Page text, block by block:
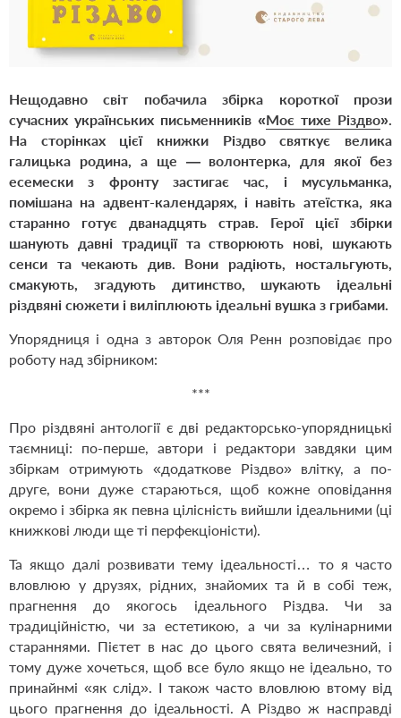
Нещодавно світ побачила збірка короткої прози
сучасних українських письменників «Моє тихе Різдво».
На сторінках цієї книжки Різдво святкує велика
галицька родина, а ще — волонтерка, для якої без
есемески з фронту застигає час, і мусульманка,
помішана на адвент-календарях, і навіть атеїстка, яка
старанно готує дванадцять страв. Герої цієї збірки
шанують давні традиції та створюють нові, шукають
сенси та чекають див. Вони радіють, ностальгують,
смакують, згадують дитинство, шукають ідеальні
різдвяні сюжети і виліплюють ідеальні вушка з грибами.
Упорядниця і одна з авторок Оля Ренн розповідає про
роботу над збірником:
***
Про різдвяні антології є дві редакторсько-упорядницькі
таємниці: по-перше, автори і редактори завдяки цим
збіркам отримують «додаткове Різдво» влітку, а по-
друге, вони дуже стараються, щоб кожне оповідання
окремо і збірка як певна цілісність вийшли ідеальними (ці
книжкові люди ще ті перфекціоністи).
Та якщо далі розвивати тему ідеальності… то я часто
вловлюю у друзях, рідних, знайомих та й в собі теж,
прагнення до якогось ідеального Різдва. Чи за
традиційністю, чи за естетикою, а чи за кулінарними
стараннями. Пієтет в нас до цього свята величезний, і
тому дуже хочеться, щоб все було якщо не ідеально, то
принайнмі «як слід». І також часто вловлюю втому від
цього прагнення до ідеальності. А Різдво ж насправді